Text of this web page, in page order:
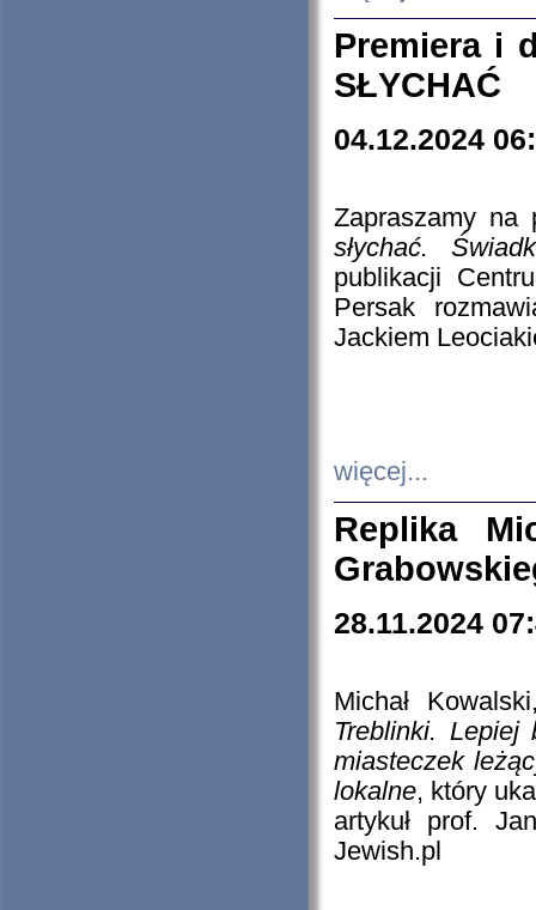
Premiera i
SŁYCHAĆ
04.12.2024
Zapraszamy
słychać.
publikacji
Persak
Jackiem
więcej...
Replika
28.11.2024
Michał
Treblinki. Lepiej
miasteczek
lokalne, który
artykuł prof.
Jewish.pl